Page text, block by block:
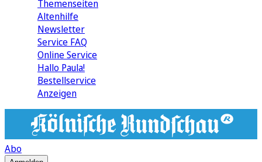
Themenseiten
Altenhilfe
Newsletter
Service FAQ
Online Service
Hallo Paula!
Bestellservice
Anzeigen
Abo